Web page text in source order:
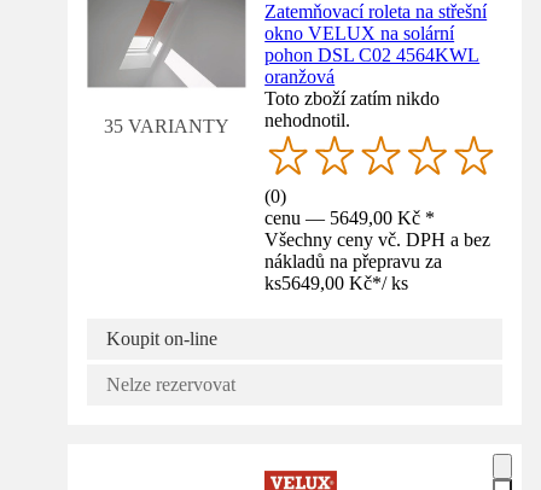
35 VARIANTY
Zatemňovací roleta na střešní
okno VELUX na solární
pohon DSL C02 4564KWL
oranžová
Toto zboží zatím nikdo
nehodnotil.
(0)
cenu — 5649,00 Kč *
Všechny ceny vč. DPH a bez
nákladů na přepravu za
ks5649,00 Kč*/ ks
Koupit on-line
Nelze rezervovat